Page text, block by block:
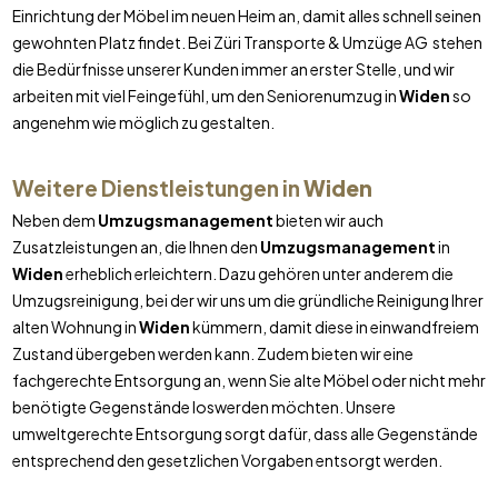
Einrichtung der Möbel im neuen Heim an, damit alles schnell seinen
gewohnten Platz findet. Bei Züri Transporte & Umzüge AG stehen
die Bedürfnisse unserer Kunden immer an erster Stelle, und wir
arbeiten mit viel Feingefühl, um den Seniorenumzug inWidenso
angenehm wie möglich zu gestalten.
Weitere Dienstleistungen inWiden
Neben dem Umzugsmanagementbieten wir auch
Zusatzleistungen an, die Ihnen den Umzugsmanagementin
Widenerheblich erleichtern. Dazu gehören unter anderem die
Umzugsreinigung, bei der wir uns um die gründliche Reinigung Ihrer
alten Wohnung inWidenkümmern, damit diese in einwandfreiem
Zustand übergeben werden kann. Zudem bieten wir eine
fachgerechte Entsorgung an, wenn Sie alte Möbel oder nicht mehr
benötigte Gegenstände loswerden möchten. Unsere
umweltgerechte Entsorgung sorgt dafür, dass alle Gegenstände
entsprechend den gesetzlichen Vorgaben entsorgt werden.